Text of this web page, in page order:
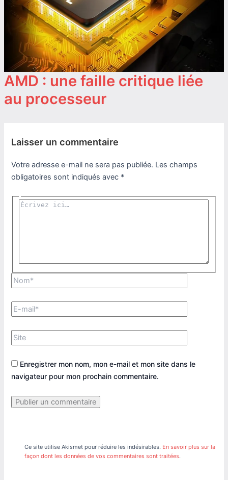
AMD : une faille critique liée
au processeur
Laisser un commentaire
Votre adresse e-mail ne sera pas publiée. Les champs
obligatoires sont indiqués avec *
Écrivez
Nom*
E-
mail*
Site
Enregistrer mon nom, mon e-mail et mon site dans le
navigateur pour mon prochain commentaire.
Ce site utilise Akismet pour réduire les indésirables. En savoir plus sur la
façon dont les données de vos commentaires sont traitées.